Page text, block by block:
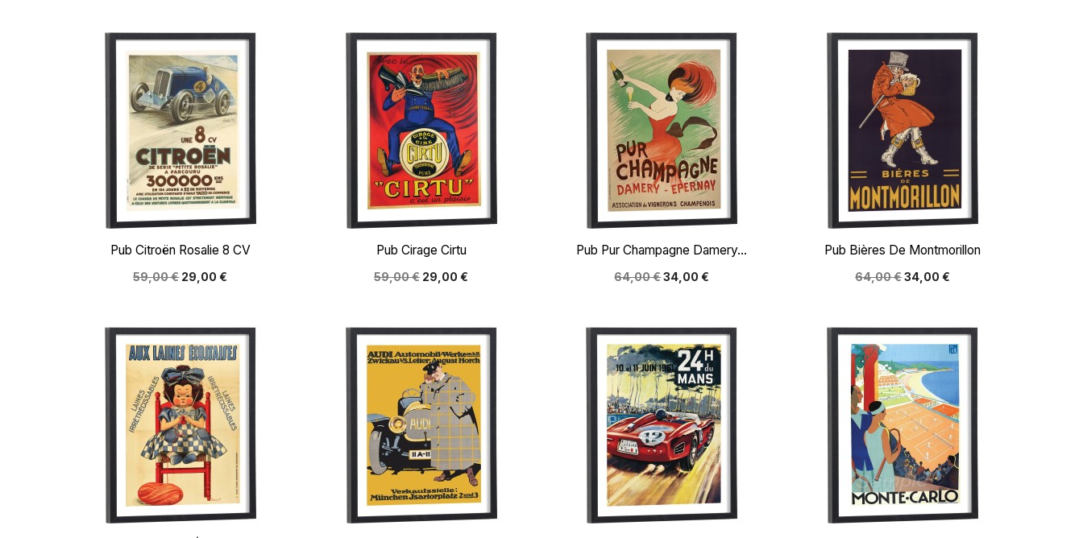
Aperçu rapide
Pub Citroën Rosalie 8 CV
59,00 € 29,00 €
Aperçu rapide
Pub Cirage Cirtu
59,00 € 29,00 €
Aperçu rapide
Pub Pur Champagne Damery...
64,00 €34,00 €
Aperçu rapide
Pub Bières De Montmorillon
64,00 €34,00 €